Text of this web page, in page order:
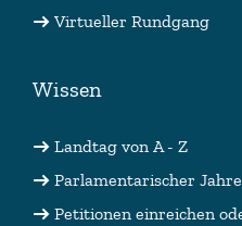
Virtueller Rundgang
Wissen
Landtag von A - Z
Parlamentarischer
Petitionen einreichen